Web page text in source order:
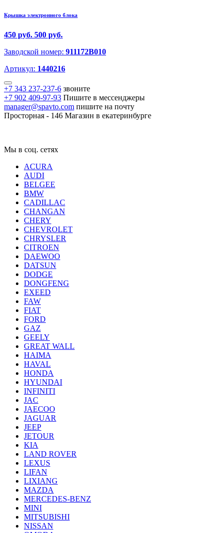
Крышка электронного блока
450 руб. 500 руб.
Заводской номер: 911172B010
Артикул: 1440216
+7 343 237-237-6 звоните
+7 902 409-97-93 Пишите в мессенджеры
manager@spavto.com пишите на почту
Просторная - 146 Магазин в екатеринбурге
Мы в соц. сетях
ACURA
AUDI
BELGEE
BMW
CADILLAC
CHANGAN
CHERY
CHEVROLET
CHRYSLER
CITROEN
DAEWOO
DATSUN
DODGE
DONGFENG
EXEED
FAW
FIAT
FORD
GAZ
GEELY
GREAT WALL
HAIMA
HAVAL
HONDA
HYUNDAI
INFINITI
JAC
JAECOO
JAGUAR
JEEP
JETOUR
KIA
LAND ROVER
LEXUS
LIFAN
LIXIANG
MAZDA
MERCEDES-BENZ
MINI
MITSUBISHI
NISSAN